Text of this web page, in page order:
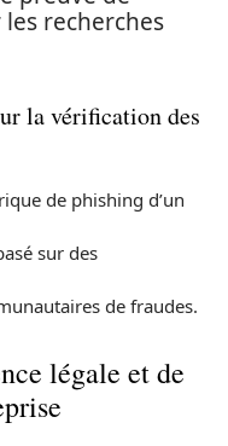
recherches
la vérification des
de phishing d’un
sur des
de fraudes.
légale et de